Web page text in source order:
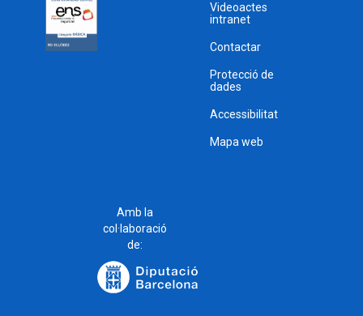
Videoactes
intranet
Contactar
Protecció de
dades
Accessibilitat
Mapa web
Amb la
col·laboració
de: